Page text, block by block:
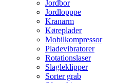
Jordbor
Jordlopppe
Kranarm
Køreplader
Mobilkompressor
Pladevibratorer
Rotationslaser
Slagleklipper
Sorter grab